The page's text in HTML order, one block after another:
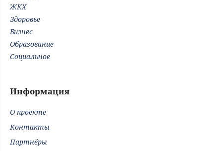
ЖКХ
Здоровье
Бизнес
Образование
Социальное
Информация
О проекте
Контакты
Партнёры